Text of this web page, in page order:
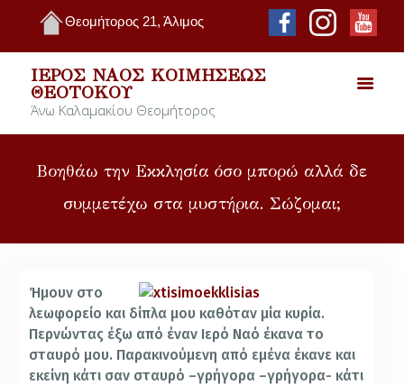
Θεομήτορος 21, Άλιμος
ΙΕΡΌΣ ΝΑΌΣ ΚΟΙΜΉΣΕΩΣ
ΘΕΟΤΌΚΟΥ
Άνω Καλαμακίου Θεομήτορος
Βοηθάω την Εκκλησία όσο μπορώ αλλά δε
συμμετέχω στα μυστήρια. Σώζομαι;
Ήμουν στο
λεωφορείο και δίπλα μου καθόταν μία κυρία.
Περνώντας έξω από έναν Ιερό Ναό έκανα το
σταυρό μου. Παρακινούμενη από εμένα έκανε και
εκείνη κάτι σαν σταυρό –γρήγορα –γρήγορα- κάτι